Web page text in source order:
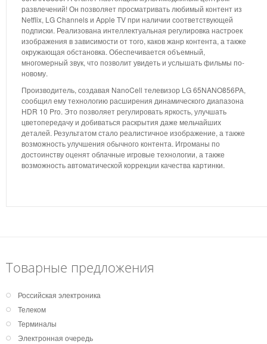
развлечений! Он позволяет просматривать любимый контент из
Netflix, LG Channels и Apple TV при наличии соответствующей
подписки. Реализована интеллектуальная регулировка настроек
изображения в зависимости от того, каков жанр контента, а также
окружающая обстановка. Обеспечивается объемный,
многомерный звук, что позволит увидеть и услышать фильмы по-
новому.
Производитель, создавая NanoCell телевизор LG 65NANO856PA,
сообщил ему технологию расширения динамического диапазона
HDR 10 Pro. Это позволяет регулировать яркость, улучшать
цветопередачу и добиваться раскрытия даже мельчайших
деталей. Результатом стало реалистичное изображение, а также
возможность улучшения обычного контента. Игроманы по
достоинству оценят облачные игровые технологии, а также
возможность автоматической коррекции качества картинки.
Товарные предложения
Российская электроника
Телеком
Терминалы
Электронная очередь